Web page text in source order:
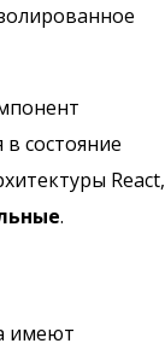
состояние
React,
.
имеют